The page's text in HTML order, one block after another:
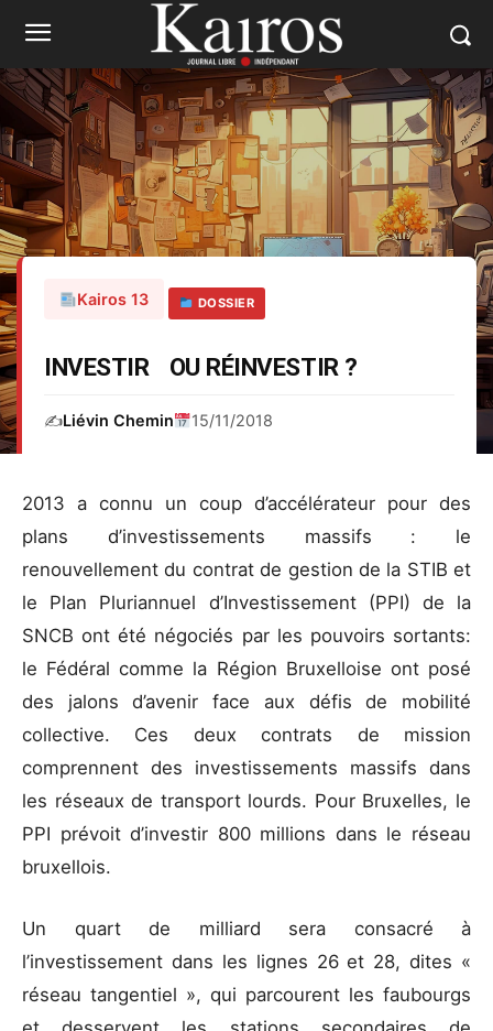
Kairos 13 DOSSIER
INVESTIR OU RÉINVESTIR ?
✍️Liévin Chemin 15/11/2018
2013 a connu un coup d’accélérateur pour des
plans d’investissements massifs : le
renouvellement du contrat de gestion de la STIB et
le Plan Pluriannuel d’Investissement (PPI) de la
SNCB ont été négociés par les pouvoirs sortants:
le Fédéral comme la Région Bruxelloise ont posé
des jalons d’avenir face aux défis de mobilité
collective. Ces deux contrats de mission
comprennent des investissements massifs dans
les réseaux de transport lourds. Pour Bruxelles, le
PPI prévoit d’investir 800 millions dans le réseau
bruxellois.
Un quart de milliard sera consacré à
l’investissement dans les lignes 26 et 28, dites «
réseau tangentiel », qui parcourent les faubourgs